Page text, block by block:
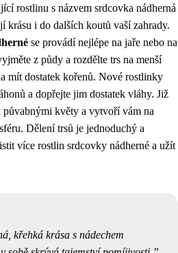
rostlinu s názvem srdcovka nádherná
krásu i do dalších koutů vaší zahrady.
se provádí nejlépe na jaře nebo na
z půdy a rozdělte trs na menší
mít dostatek kořenů. Nové rostlinky
a dopřejte jim dostatek vláhy. Již
květy a vytvoří vám na
Dělení trsů je jednoduchý a
více rostlin srdcovky nádherné a užít
křehká krása s nádechem